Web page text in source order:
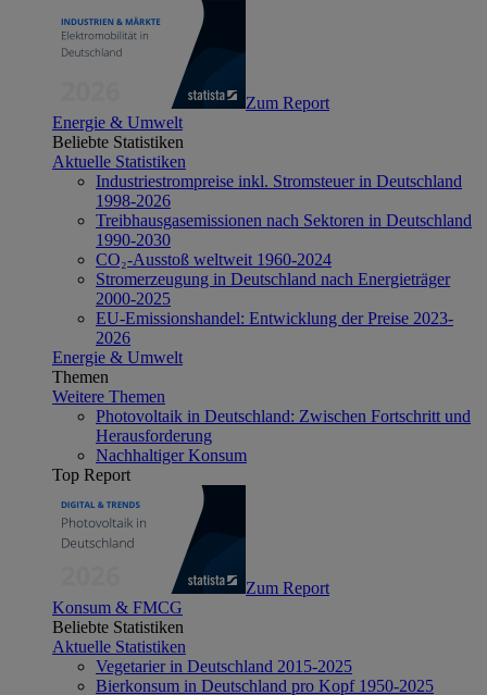
Zum Report
Energie & Umwelt
Beliebte Statistiken
Aktuelle Statistiken
Industriestrompreise inkl. Stromsteuer in Deutschland
1998-2026
Treibhausgasemissionen nach Sektoren in Deutschland
1990-2030
CO₂-Ausstoß weltweit 1960-2024
Stromerzeugung in Deutschland nach Energieträger
2000-2025
EU-Emissionshandel: Entwicklung der Preise 2023-
2026
Energie & Umwelt
Themen
Weitere Themen
Photovoltaik in Deutschland: Zwischen Fortschritt und
Herausforderung
Nachhaltiger Konsum
Top Report
Zum Report
Konsum & FMCG
Beliebte Statistiken
Aktuelle Statistiken
Vegetarier in Deutschland 2015-2025
Bierkonsum in Deutschland pro Kopf 1950-2025